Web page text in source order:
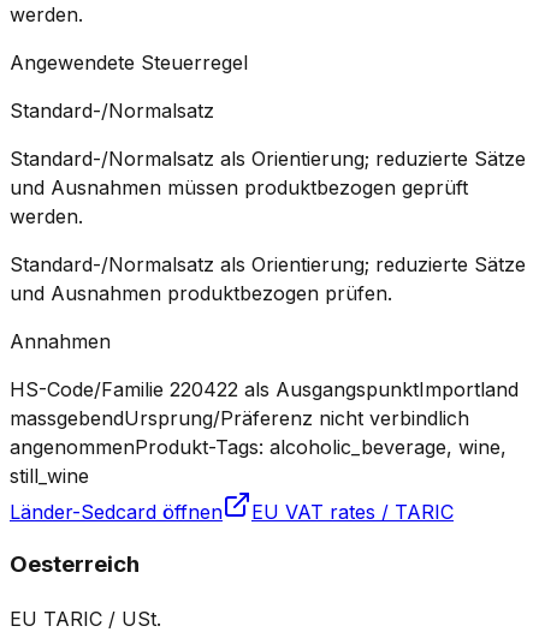
werden.
Angewendete Steuerregel
Standard-/Normalsatz
Standard-/Normalsatz als Orientierung; reduzierte Sätze
und Ausnahmen müssen produktbezogen geprüft
werden.
Standard-/Normalsatz als Orientierung; reduzierte Sätze
und Ausnahmen produktbezogen prüfen.
Annahmen
HS-Code/Familie 220422 als AusgangspunktImportland
massgebendUrsprung/Präferenz nicht verbindlich
angenommenProdukt-Tags: alcoholic_beverage, wine,
still_wine
Länder-Sedcard öffnen
EU VAT rates / TARIC
Oesterreich
EU TARIC / USt.